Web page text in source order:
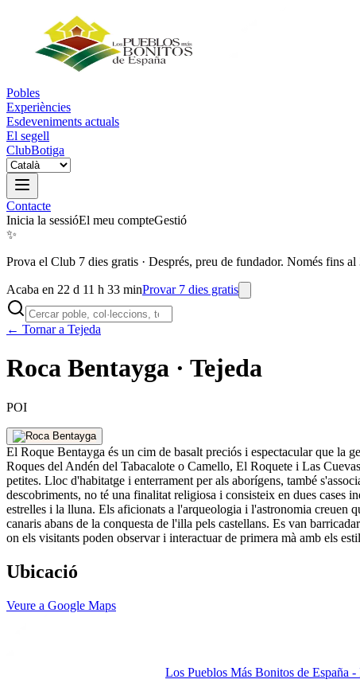
Pobles
Experiències
Esdeveniments actuals
El segell
ClubBotiga
Contacte
Inicia la sessióEl meu compteGestió
✨
Prova el Club 7 dies gratis · Després, preu de fundador. Només fins al
Acaba en 22 d 11 h 33 minProvar 7 dies gratis
← Tornar a Tejeda
Roca Bentayga · Tejeda
POI
El Roque Bentayga és un cim de basalt preciós i espectacular que la
Roques del Andén del Tabacalote o Camello, El Roquete i Las
petites. Lloc d'habitatge i enterrament per als aborígens, també
descobriments, no té una finalitat religiosa i consisteix en dues cases
estrelles i la lluna. Els aficionats a l'arqueologia i l'astronomia creuen
canaris abans de la conquesta de l'illa pels castellans. Es van
on els visitants poden observar i interactuar de primera mà amb els
Ubicació
Veure a Google Maps
Los Pueblos Más Bonitos de España